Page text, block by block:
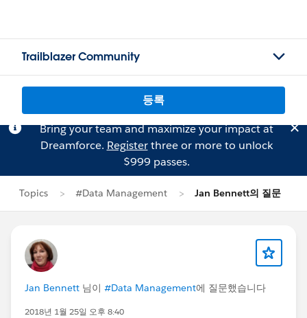
Trailblazer Community
등록
Bring your team and maximize your impact at
Dreamforce. Registerthree or more to unlock
$999 passes.
Topics #Data Management Jan Bennett의 질문
Jan Bennett 님이 #Data Management에 질문했습니다
2018년 1월 25일 오후 8:40